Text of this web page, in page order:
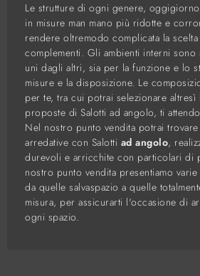
Le strutture di ogni genere,
in misure man mano più ridotte e
rendere oltremodo complicata la
complementi. Gli ambienti interni
uni dagli altri, sia per la funzione e lo
misure e la disposizione. Le
per te, tra cui potrai selezionare altresì
proposte di Salotti ad angolo, ti
Nel nostro punto vendita potrai
arredative con Salotti ad angolo,
durevoli e arricchite con particolari di
nostro punto vendita presentiamo
da quelle salvaspazio a quelle
misura, per assicurarti l'occasione di
ogni spazio.